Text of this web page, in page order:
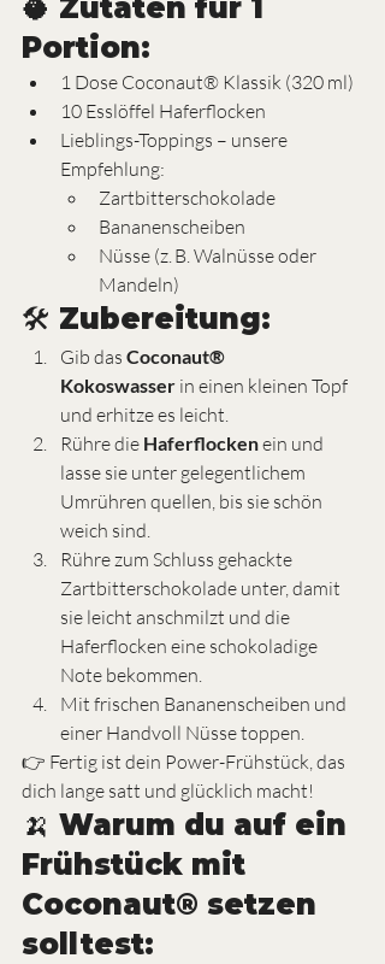
🥥 Zutaten für 1
Portion:
1 Dose Coconaut® Klassik (320 ml)
10 Esslöffel Haferflocken
Lieblings-Toppings – unsere
Empfehlung:
Zartbitterschokolade
Bananenscheiben
Nüsse (z. B. Walnüsse oder
Mandeln)
🛠️ Zubereitung:
Gib das Coconaut®
Kokoswasser in einen kleinen Topf
und erhitze es leicht.
Rühre die Haferflocken ein und
lasse sie unter gelegentlichem
Umrühren quellen, bis sie schön
weich sind.
Rühre zum Schluss gehackte
Zartbitterschokolade unter, damit
sie leicht anschmilzt und die
Haferflocken eine schokoladige
Note bekommen.
Mit frischen Bananenscheiben und
einer Handvoll Nüsse toppen.
👉 Fertig ist dein Power-Frühstück, das
dich lange satt und glücklich macht!
🍌 Warum du auf ein
Frühstück mit
Coconaut® setzen
solltest: